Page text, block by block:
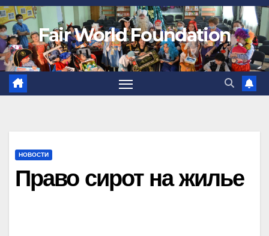
Fair World Foundation
НОВОСТИ
Право сирот на жилье